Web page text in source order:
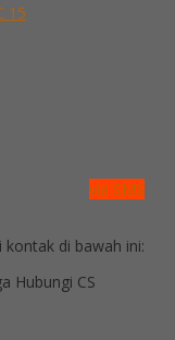
15
via SMS
di bawah ini:
Hubungi CS